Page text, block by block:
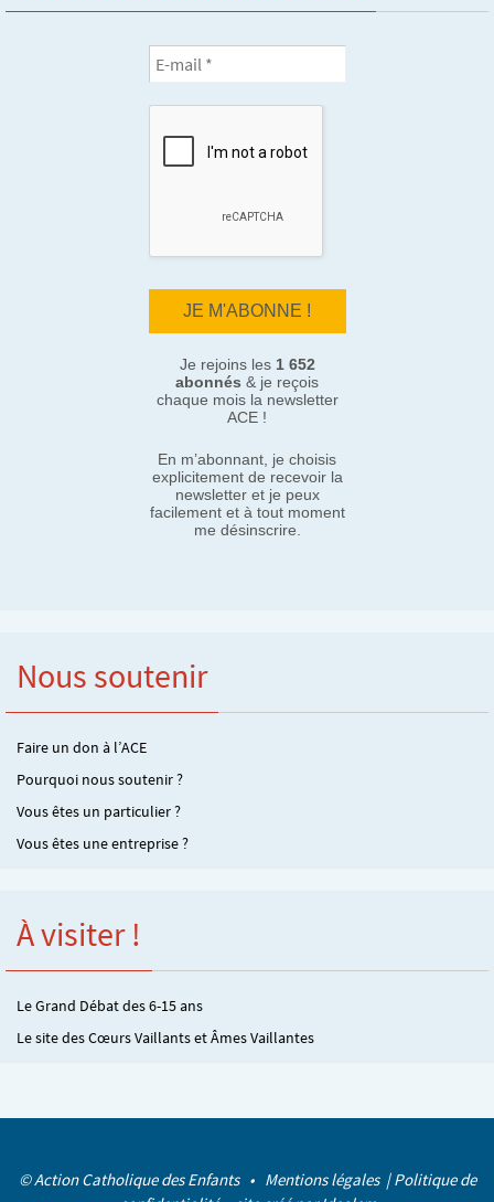
Je rejoins les 1 652
abonnés & je reçois
chaque mois la newsletter
ACE !
En m’abonnant, je choisis
explicitement de recevoir la
newsletter et je peux
facilement et à tout moment
me désinscrire.
Nous soutenir
Faire un don à l’ACE
Pourquoi nous soutenir ?
Vous êtes un particulier ?
Vous êtes une entreprise ?
À visiter !
Le Grand Débat des 6-15 ans
Le site des Cœurs Vaillants et Âmes Vaillantes
© Action Catholique des Enfants • Mentions légales |Politique de